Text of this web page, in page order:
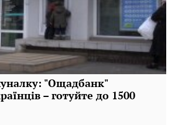
"Ощадбанк"
– готуйте до 1500